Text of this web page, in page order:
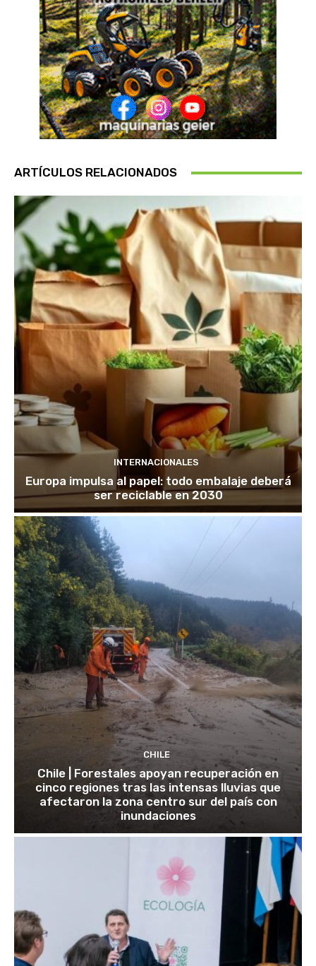
ARTÍCULOS RELACIONADOS
INTERNACIONALES
Europa impulsa al papel: todo embalaje deberá
ser reciclable en 2030
CHILE
Chile | Forestales apoyan recuperación en
cinco regiones tras las intensas lluvias que
afectaron la zona centro sur del país con
inundaciones